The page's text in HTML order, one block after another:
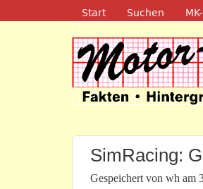
Navigation
Start Suchen
Motor-
SimRacing:
Gespeichert von wh am